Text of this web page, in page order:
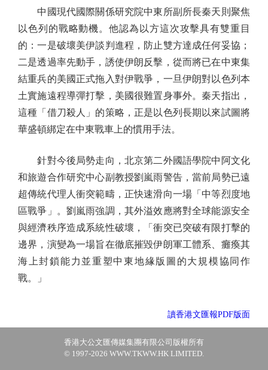
中國現代國際關係研究院中東所副所長秦天則聚焦
以色列的戰略動機。他認為以方這次攻擊具有雙重目
的：一是破壞美伊談判進程，防止雙方達成任何妥協；
二是透過率先動手，誘使伊朗反擊，從而將已在中東集
結重兵的美國正式拖入對伊戰爭，一旦伊朗對以色列本
土實施遠程導彈打擊，美國很難置身事外。秦天指出，
這種「借刀殺人」的策略，正是以色列長期以來試圖將
華盛頓綁定在中東戰車上的慣用手法。
針對今後局勢走向，北京第二外國語學院中阿文化
和旅遊合作研究中心副教授劉嵐雨警告，當前局勢已遠
超傳統代理人衝突範疇，正快速滑向一場「中等烈度地
區戰爭」。劉嵐雨強調，其外溢效應將對全球能源安全
與經濟秩序造成系統性破壞，「衝突已突破有限打擊的
邊界，演變為一場旨在徹底摧毀伊朗軍工體系、癱瘓其
海上封鎖能力並重塑中東地緣版圖的大規模協同作
戰。」
讀香港文匯報PDF版面
香港大公文匯傳媒集團有限公司版權所有
© 1997-2026 WWW.TKWW.HK LIMITED.